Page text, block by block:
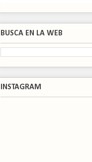
BUSCA EN LA WEB
INSTAGRAM